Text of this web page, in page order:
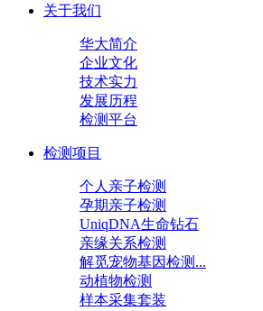
关于我们
华大简介
企业文化
技术实力
发展历程
检测平台
检测项目
个人亲子检测
孕期亲子检测
UniqDNA生命钻石
亲缘关系检测
解觅宠物基因检测...
动植物检测
样本采集套装